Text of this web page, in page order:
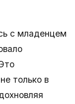
с младенцем
только в